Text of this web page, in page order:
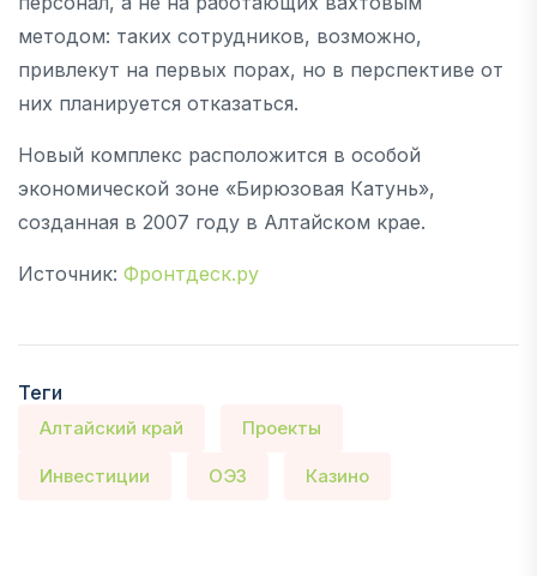
методом: таких сотрудников, возможно,
привлекут на первых порах, но в перспективе от
них планируется отказаться.
Новый комплекс расположится в особой
экономической зоне «Бирюзовая Катунь»,
созданная в 2007 году в Алтайском крае.
Источник: Фронтдеск.ру
Теги
Алтайский край Проекты
Инвестиции ОЭЗ Казино